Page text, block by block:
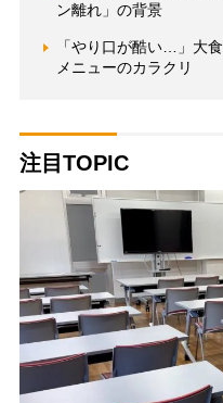
ン離れ」の背景
「やり口が酷い…」大
メニューのカラクリ
注目TOPIC